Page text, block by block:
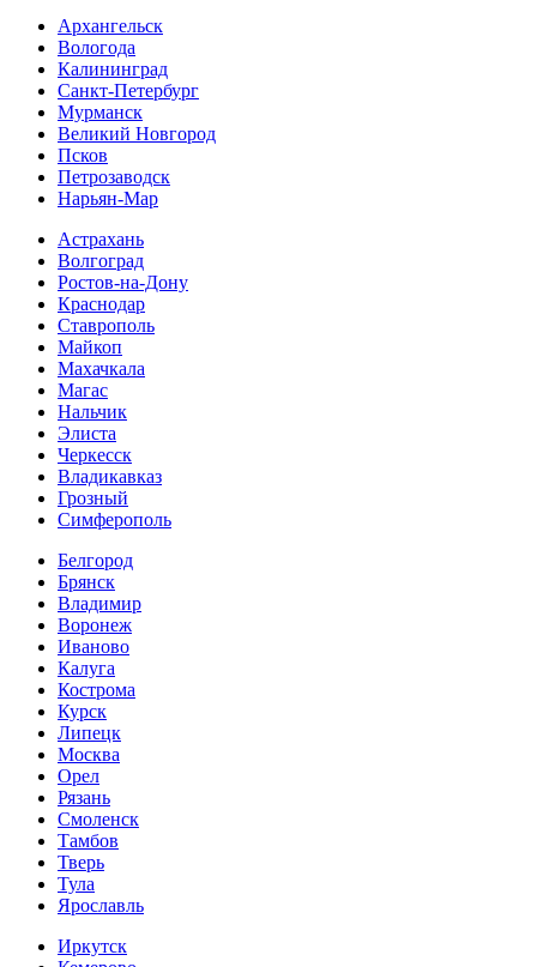
Архангельск
Вологода
Калининград
Санкт-Петербург
Мурманск
Великий Новгород
Псков
Петрозаводск
Нарьян-Мар
Астрахань
Волгоград
Ростов-на-Дону
Краснодар
Ставрополь
Майкоп
Махачкала
Магас
Нальчик
Элиста
Черкесск
Владикавказ
Грозный
Симферополь
Белгород
Брянск
Владимир
Воронеж
Иваново
Калуга
Кострома
Курск
Липецк
Москва
Орел
Рязань
Смоленск
Тамбов
Тверь
Тула
Ярославль
Иркутск